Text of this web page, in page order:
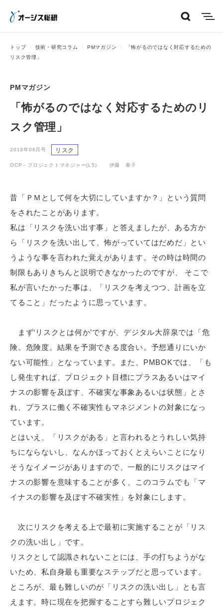
トップ 技術・研究コラム PMマガジン
「怖がるのではなく対応するための
リスク管理」
PMマガジン
「怖がるのではなく対応するためのリ
スク管理」
2013年06月号 リスク
OCP－プロジェクトマネジャー(L5) 伊藤 泰子
昔「ＰＭとして何を大切にしていますか？」という質問
をされたことがあります。
私は「リスクを洗い出す事」と答えましたが、ある方か
ら「リスクを洗い出して、怖がっていてはだめだ」とい
うような事を言われた覚えがあります。その時は時間の
制限もありきちんと説明できなかったのですが、 そこで
私が言いたかった事は、「リスクを考えつつ、計画を立
てること」だったように思っています。
まず‘リスクとは何か’ですが、デジタル大辞泉では「危
険。危険度。結果を予測できる度合い。予想通りにいか
ない可能性」となっています。また、PMBOKでは、「も
し発生すれば、プロジェクト目標にプラスあるいはマイ
ナスの影響を及ぼす、不確実な事象あるいは状態」とさ
れ、プラスに働く不確実性もマネジメントの対象になっ
ています。
とはいえ、「リスクがある」と言われるとうれしい気持
ちにならないし、なんかほっておくとえらいことになり
そうなイメージがありますので、一般的にリスクはマイ
ナスの影響を意味することが多く、このコラムでも「マ
イナスの影響を及ぼす不確実性」を対象にします。
次にリスクを考える上で最初に実施することが「リス
クの洗い出し」です。
リスクとして認識されないことには、手の打ちようがな
いため、私自身最も重要なステップだと思っています。
ところが、最も難しいのが「リスクの洗い出し」とも言
えます。時に現在を把握することすら難しいプロジェク